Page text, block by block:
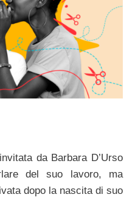
da Barbara D’Urso
del suo lavoro, ma
dopo la nascita di suo